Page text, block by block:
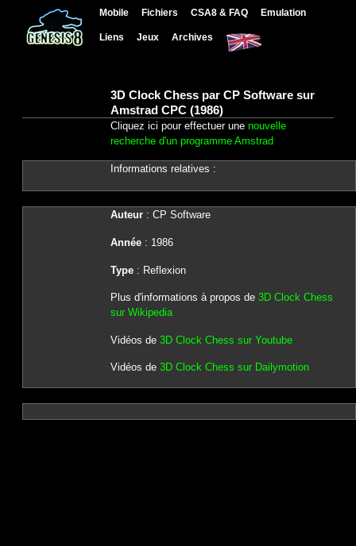
Mobile Fichiers CSA8 & FAQ Emulation
Liens Jeux Archives
3D Clock Chess par CP Software sur
Amstrad CPC (1986)
Cliquez ici pour effectuer une nouvelle
recherche d'un programme Amstrad
Informations relatives :
Auteur: CP Software
Année: 1986
Type: Reflexion
Plus d'informations à propos de 3D Clock Chess
sur Wikipedia
Vidéos de 3D Clock Chess sur Youtube
Vidéos de 3D Clock Chess sur Dailymotion